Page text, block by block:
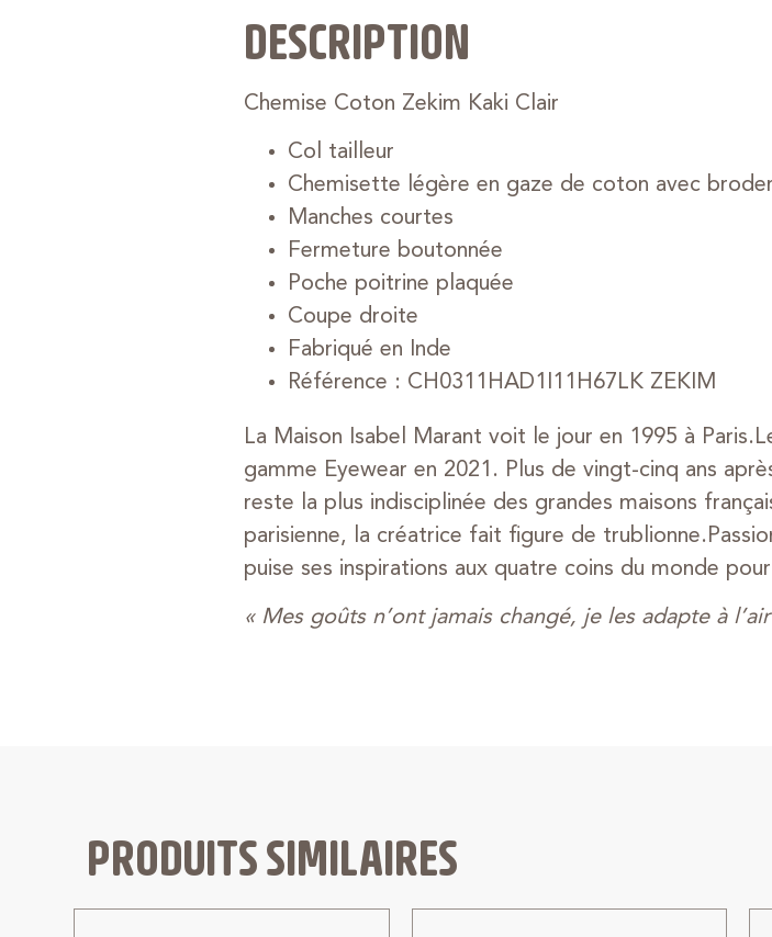
DESCRIPTION
Chemise Coton Zekim Kaki Clair
Col tailleur
Chemisette légère en gaze de coton avec
Manches courtes
Fermeture boutonnée
Poche poitrine plaquée
Coupe droite
Fabriqué en Inde
Référence : CH0311HAD1I11H67LK ZEKIM
La Maison Isabel Marant voit le jour en 1995 à
gamme Eyewear en 2021. Plus de vingt-cinq ans
reste la plus indisciplinée des grandes maisons
parisienne, la créatrice fait figure de
puise ses inspirations aux quatre coins du monde
« Mes goûts n’ont jamais changé, je les adapte à
PRODUITS SIMILAIRES